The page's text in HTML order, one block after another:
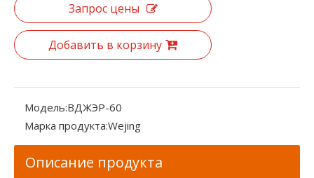
Запрос цены
Добавить в корзину
Модель:ВДЖЭР-60
Марка продукта:Wejing
Описание продукта